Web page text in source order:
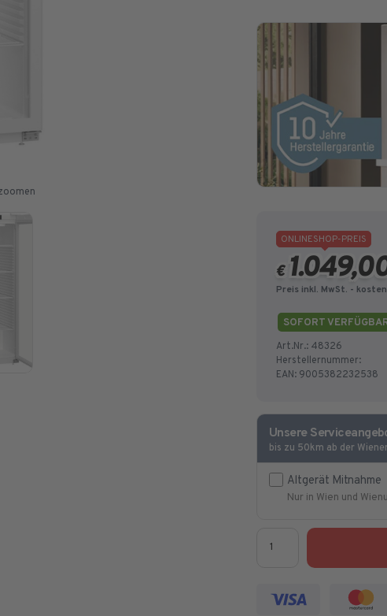
ONLINESHOP-PREIS
€
Preis inkl. MwSt. -
SOFORT
Art.Nr.: 48326
Herstellernummer:
EAN: 9005382232538
Unsere
bis zu 50km ab der
Altgerät Mitnahme
Altgerät Mitnahme
Nur in Wien und